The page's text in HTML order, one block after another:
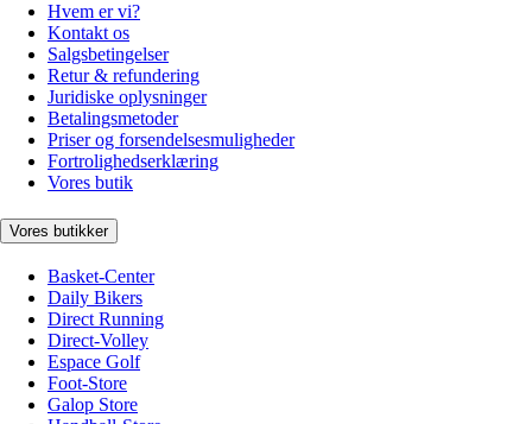
Hvem er vi?
Kontakt os
Salgsbetingelser
Retur & refundering
Juridiske oplysninger
Betalingsmetoder
Priser og forsendelsesmuligheder
Fortrolighedserklæring
Vores butik
Vores butikker
Basket-Center
Daily Bikers
Direct Running
Direct-Volley
Espace Golf
Foot-Store
Galop Store